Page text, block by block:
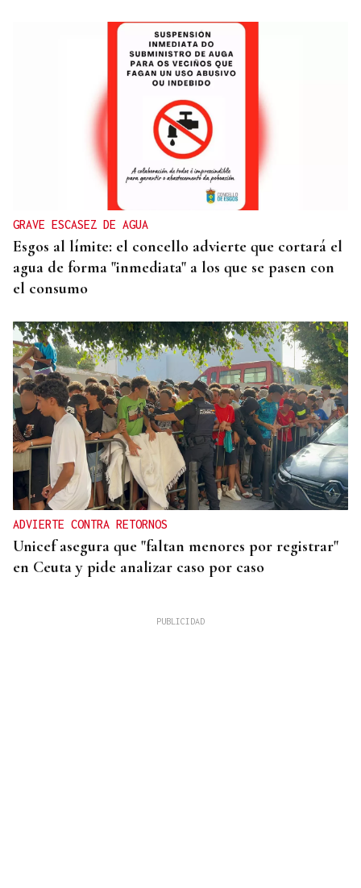
GRAVE ESCASEZ DE AGUA
Esgos al límite: el concello advierte que cortará el
agua de forma "inmediata" a los que se pasen con
el consumo
ADVIERTE CONTRA RETORNOS
Unicef asegura que "faltan menores por registrar"
en Ceuta y pide analizar caso por caso